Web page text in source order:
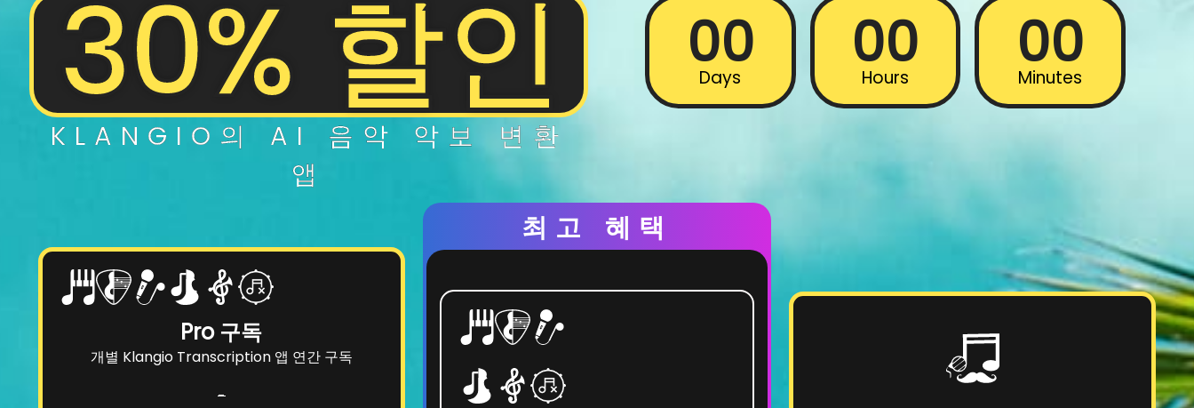
30% 할인
KLANGIO의 AI 음악 악보 변환
앱
00
Days 00
Hours 00
Minutes
Pro 구독
개별 Klangio Transcription 앱 연간 구독
-
최고 혜택